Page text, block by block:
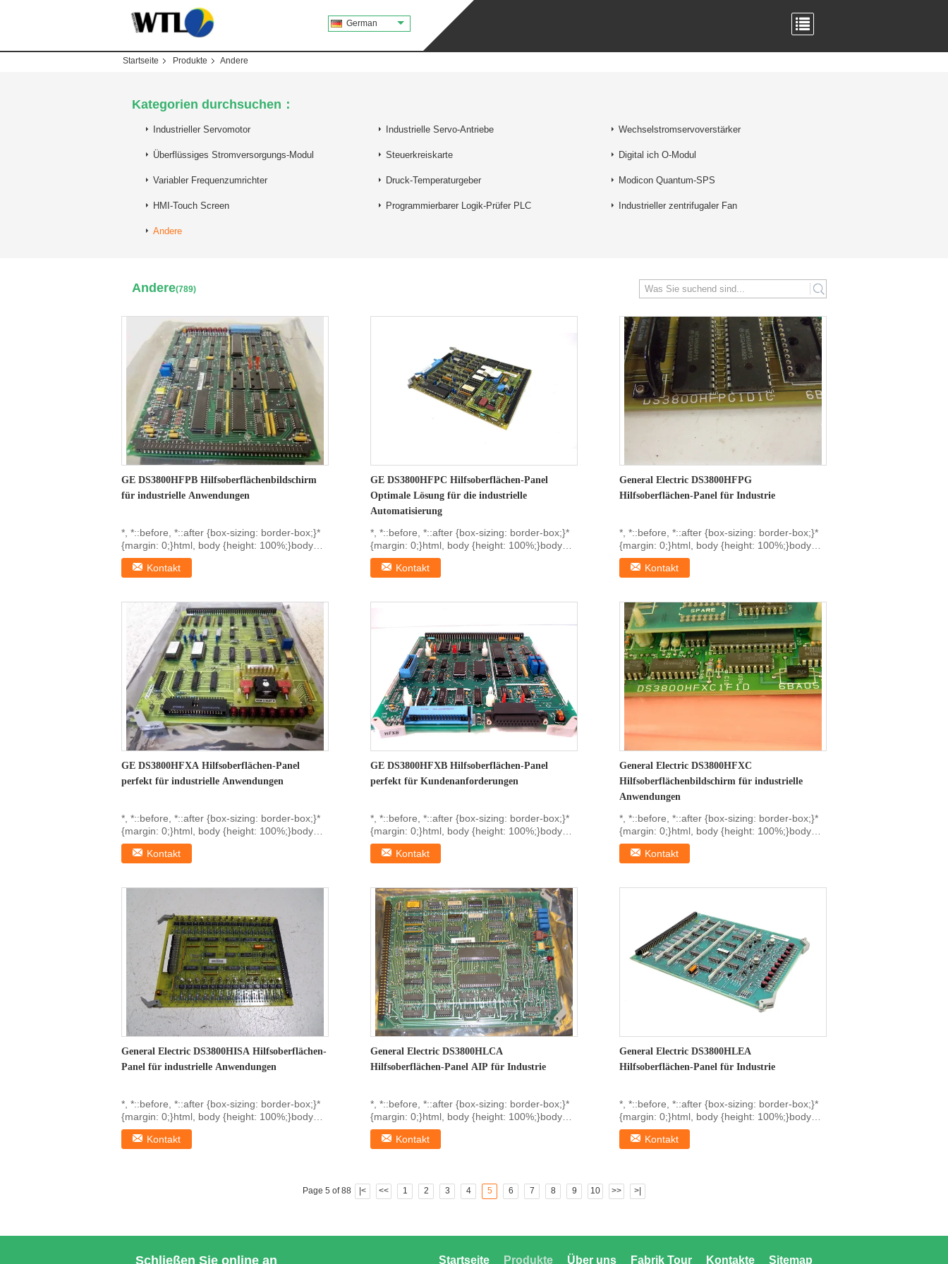
German
Startseite Produkte Andere
Kategorien durchsuchen：
Industrieller Servomotor Industrielle Servo-Antriebe Wechselstromservoverstärker
Überflüssiges Stromversorgungs-Modul Steuerkreiskarte Digital ich O-Modul
Variabler Frequenzumrichter Druck-Temperaturgeber Modicon Quantum-SPS
HMI-Touch Screen Programmierbarer Logik-Prüfer PLC Industrieller zentrifugaler Fan
Andere
Andere(789) search
GE DS3800HFPB Hilfsoberflächenbildschirm
für industrielle Anwendungen
*, *::before, *::after {box-sizing: border-box;}*
{margin: 0;}html, body {height: 100%;}body
{line...
Kontakt
GE DS3800HFPC Hilfsoberflächen-Panel
Optimale Lösung für die industrielle
Automatisierung
*, *::before, *::after {box-sizing: border-box;}*
{margin: 0;}html, body {height: 100%;}body
{line...
Kontakt
General Electric DS3800HFPG
Hilfsoberflächen-Panel für Industrie
*, *::before, *::after {box-sizing: border-box;}*
{margin: 0;}html, body {height: 100%;}body
{line...
Kontakt
GE DS3800HFXA Hilfsoberflächen-Panel
perfekt für industrielle Anwendungen
*, *::before, *::after {box-sizing: border-box;}*
{margin: 0;}html, body {height: 100%;}body
{line...
Kontakt
GE DS3800HFXB Hilfsoberflächen-Panel
perfekt für Kundenanforderungen
*, *::before, *::after {box-sizing: border-box;}*
{margin: 0;}html, body {height: 100%;}body
{line...
Kontakt
General Electric DS3800HFXC
Hilfsoberflächenbildschirm für industrielle
Anwendungen
*, *::before, *::after {box-sizing: border-box;}*
{margin: 0;}html, body {height: 100%;}body
{line...
Kontakt
General Electric DS3800HISA Hilfsoberflächen-
Panel für industrielle Anwendungen
*, *::before, *::after {box-sizing: border-box;}*
{margin: 0;}html, body {height: 100%;}body
{line...
Kontakt
General Electric DS3800HLCA
Hilfsoberflächen-Panel AIP für Industrie
*, *::before, *::after {box-sizing: border-box;}*
{margin: 0;}html, body {height: 100%;}body
{line...
Kontakt
General Electric DS3800HLEA
Hilfsoberflächen-Panel für Industrie
*, *::before, *::after {box-sizing: border-box;}*
{margin: 0;}html, body {height: 100%;}body
{line...
Kontakt
Page 5 of 88 |< << 1 2 3 4 5 6 7 8 9 10 >> >|
Schließen Sie online an Sitemap
Kontakte
Fabrik Tour
Über uns
Produkte
Startseite